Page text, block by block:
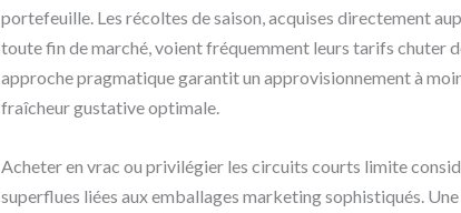
portefeuille. Les récoltes de saison, acquises directement
toute fin de marché, voient fréquemment leurs tarifs chuter
approche pragmatique garantit un approvisionnement à
fraîcheur gustative optimale.
Acheter en vrac ou privilégier les circuits courts limite
superflues liées aux emballages marketing sophistiqués.